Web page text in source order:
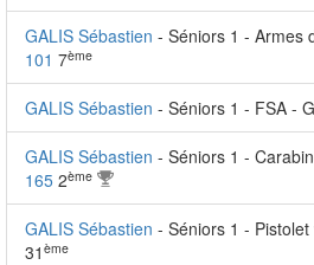
GALIS Sébastien - Séniors 1 - Armes
101 7ème
GALIS Sébastien - Séniors 1 - FSA -
GALIS Sébastien - Séniors 1 -
165 2ème
GALIS Sébastien - Séniors 1 -
31 ème